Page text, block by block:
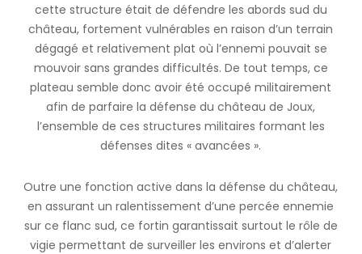
cette structure était de défendre les abords sud du
château, fortement vulnérables en raison d’un terrain
dégagé et relativement plat où l’ennemi pouvait se
mouvoir sans grandes difficultés. De tout temps, ce
plateau semble donc avoir été occupé militairement
afin de parfaire la défense du château de Joux,
l’ensemble de ces structures militaires formant les
défenses dites « avancées ».
Outre une fonction active dans la défense du château,
en assurant un ralentissement d’une percée ennemie
sur ce flanc sud, ce fortin garantissait surtout le rôle de
vigie permettant de surveiller les environs et d’alerter